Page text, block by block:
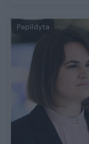
Papildyta